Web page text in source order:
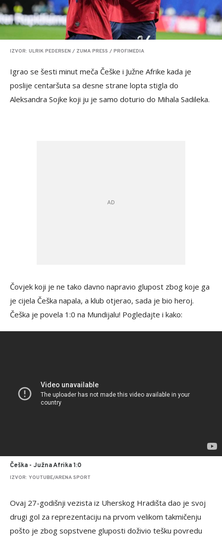
IZVOR: ULRIK PEDERSEN / ZUMA PRESS / PROFIMEDIA
Igrao se šesti minut meča Češke i Južne Afrike kada je
poslije centaršuta sa desne strane lopta stigla do
Aleksandra Sojke koji ju je samo doturio do Mihala Sadileka.
Čovjek koji je ne tako davno napravio glupost zbog koje ga
je cijela Češka napala, a klub otjerao, sada je bio heroj.
Češka je povela 1:0 na Mundijalu! Pogledajte i kako:
Češka - Južna Afrika 1:0
IZVOR: YOUTUBE/ARENA SPORT
Ovaj 27-godišnji vezista iz Uherskog Hradišta dao je svoj
drugi gol za reprezentaciju na prvom velikom takmičenju
pošto je zbog sopstvene gluposti doživio tešku povredu